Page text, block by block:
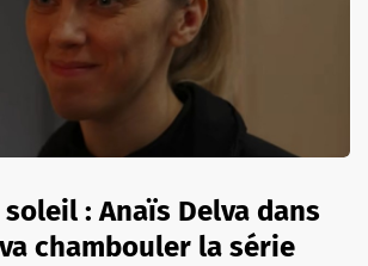
: Anaïs Delva dans
chambouler la série